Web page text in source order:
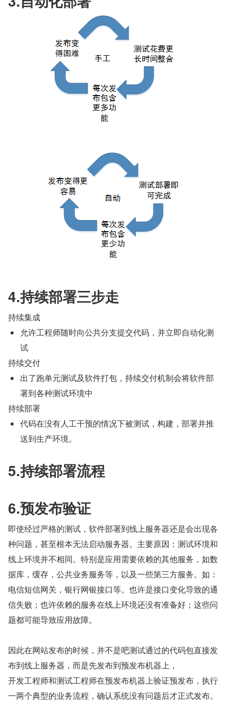
4.持续部署三步走
持续集成
允许工程师随时向公共分支提交代码，并立即自动化测
试
持续交付
出了跑单元测试及软件打包，持续交付机制会将软件部
署到各种测试环境中
持续部署
代码在没有人工干预的情况下被测试，构建，部署并推
送到生产环境。
5.持续部署流程
6.预发布验证
即使经过严格的测试，软件部署到线上服务器还是会出现各
种问题，甚至根本无法启动服务器。主要原因：测试环境和
线上环境并不相同。特别是应用需要依赖的其他服务，如数
据库，缓存，公共业务服务等，以及一些第三方服务。如：
电信短信网关，银行网银接口等。也许是接口变化导致的通
信失败；也许依赖的服务在线上环境还没有准备好；这些问
题都可能导致应用故障。
因此在网站发布的时候，并不是吧测试通过的代码包直接发
布到线上服务器，而是先发布到预发布机器上，
开发工程师和测试工程师在预发布机器上验证预发布，执行
一两个典型的业务流程，确认系统没有问题后才正式发布。